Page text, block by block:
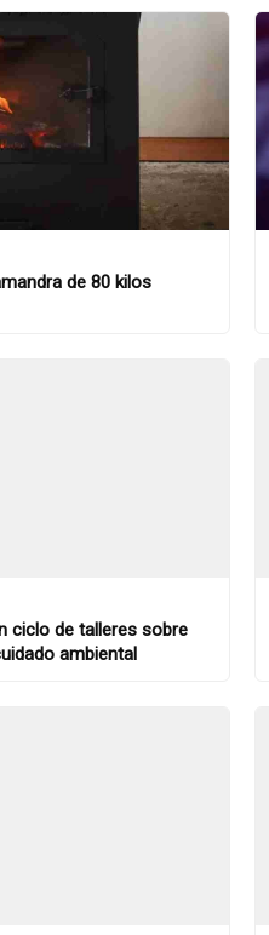
de 80 kilos
ciclo de talleres sobre
ambiental